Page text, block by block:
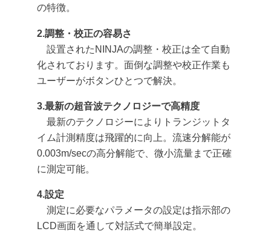
の特徴。
2.調整・校正の容易さ
設置されたNINJAの調整・校正は全て自動
化されております。面倒な調整や校正作業も
ユーザーがボタンひとつで解決。
3.最新の超音波テクノロジーで高精度
最新のテクノロジーによりトランジットタ
イム計測精度は飛躍的に向上。流速分解能が
0.003m/secの高分解能で、微小流量まで正確
に測定可能。
4.設定
測定に必要なパラメータの設定は指示部の
LCD画面を通して対話式で簡単設定。